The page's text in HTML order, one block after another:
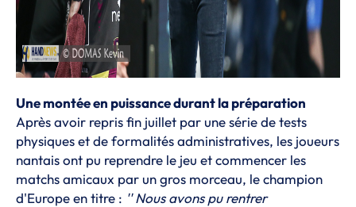
Une montée en puissance durant la préparation
Après avoir repris fin juillet par une série de tests
physiques et de formalités administratives, les joueurs
nantais ont pu reprendre le jeu et commencer les
matchs amicaux par un gros morceau, le champion
d'Europe en titre : '' Nous avons pu rentrer